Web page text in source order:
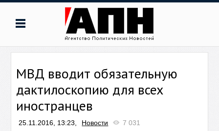
МВД вводит обязательную
дактилоскопию для всех
иностранцев
25.11.2016, 13:23, Новости 7 031